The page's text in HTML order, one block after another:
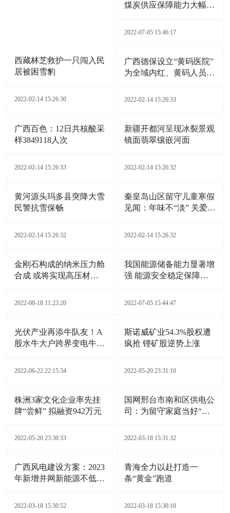
西藏林芝救护一只闯入民
居被困雪豹
2022-02-14 15:26:30
煤炭供应保障能力大幅增
2022-07-05 15:46:17
广西德保设立“黄码医院”
为全域内红、黄码人员就
2022-02-14 15:26:33
广西百色：12日共核酸采
样3849118人次
2022-02-14 15:26:33
新疆开都河呈现冰裂景观
镜面翡翠镶嵌河面
2022-02-14 15:26:32
黄河源头玛多县突降大雪
民警抗雪保畅
2022-02-14 15:26:32
秦皇岛山区留守儿童寒假
见闻：年味不“淡” 关爱
2022-02-14 15:26:32
金刚石构成的纳米压力舱
合成 或将实现高压材料
2022-08-18 11:23:20
我国能源储备能力显著增
强 能源安全稳定保障能
2022-07-05 15:44:47
光伏产业再添牛队友！A
股水牛大户跨界变电牛，
2022-06-22 22:15:34
斯诺威矿业54.3%股权遭
疯抢 锂矿股逆势上涨
2022-05-20 23:31:10
株洲3家文化企业率先挂
牌“尝鲜” 拟融资942万元
2022-05-20 23:30:33
国网邢台市南和区供电公
司：为留守家庭当好“电
2022-03-18 15:31:32
广西风电建设方案：2023
年新增并网新能源不低于
2022-03-18 15:30:52
青海全力以赴打造一
条“黄金”跑道
2022-03-18 15:30:10